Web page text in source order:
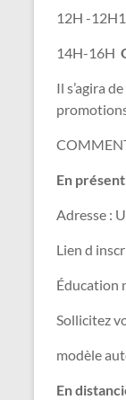
12H -
14H-16H
Il s’agira
En
Adresse :
Lien d
Éducation
Sollicitez
modèle
En